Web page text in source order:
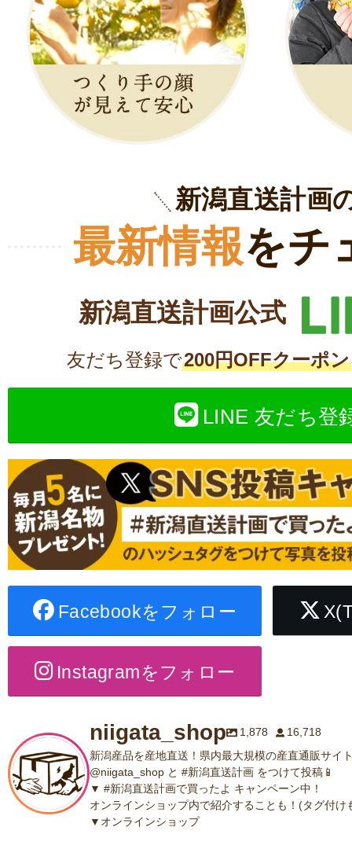
新潟直送計画
最新情報をチ
新潟直送計画公式
友だち登録で200円OFFクーポン
LINE 友だち登
Facebookをフォロー
Instagramをフォロー
niigata_shop 1,878
16,718
新潟産品を産地直送！県内最大規模の産直通販サイ
@niigata_shop と #新潟直送計画 をつけて投稿📱
▼ #新潟直送計画で買ったよ キャンペーン中！
オンラインショップ内で紹介することも！(タグ付け
▼オンラインショップ